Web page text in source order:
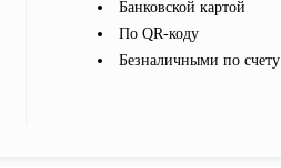
Банковской картой
По QR-коду
Безналичными по счету